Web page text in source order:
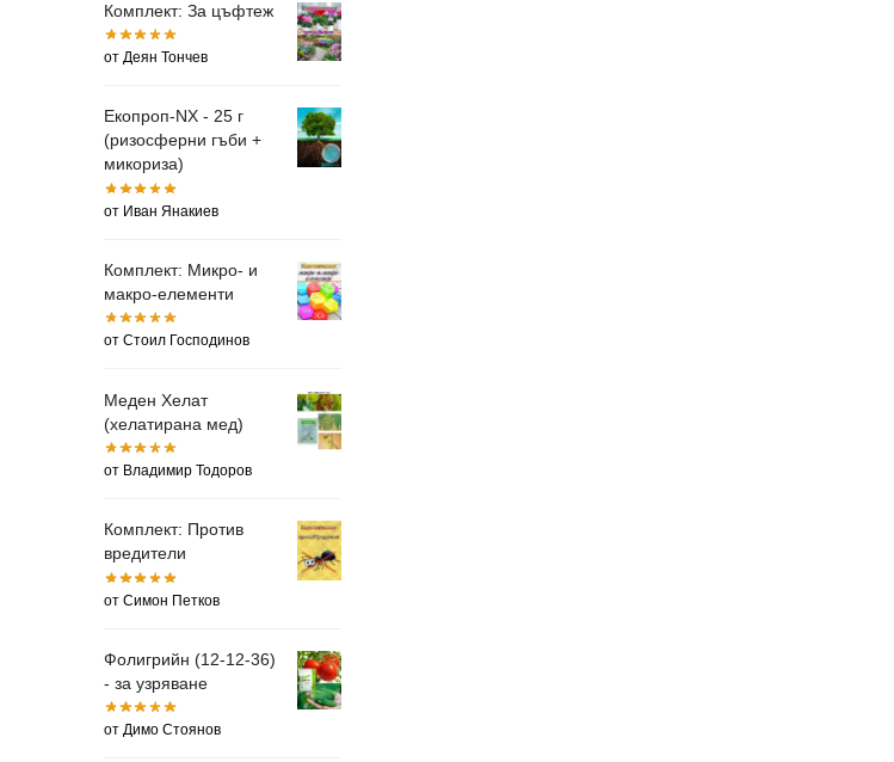
Комплект: За цъфтеж
от Деян Тончев
Екопроп-NX - 25 г
(ризосферни гъби +
микориза)
от Иван Янакиев
Комплект: Микро- и
макро-елементи
от Стоил Господинов
Меден Хелат
(хелатирана мед)
от Владимир Тодоров
Комплект: Против
вредители
от Симон Петков
Фолигрийн (12-12-36)
- за узряване
от Димо Стоянов